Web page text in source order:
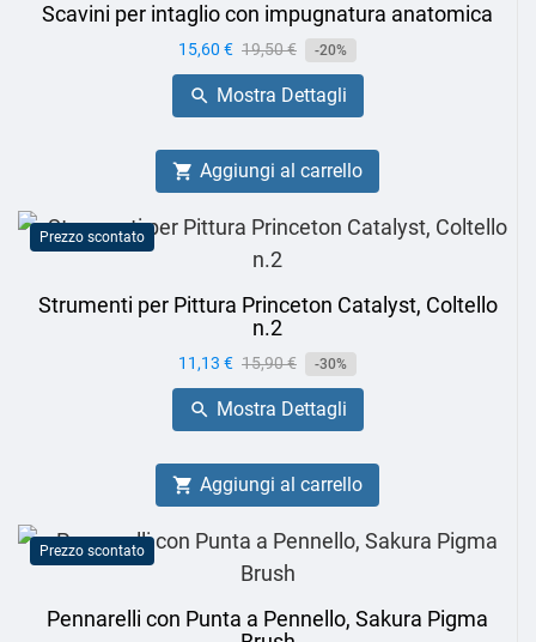
Scavini per intaglio con impugnatura anatomica
Prezzo
15,60 € Prezzo
base
19,50 € -20%
 Mostra Dettagli
 Aggiungi al carrello
Prezzo scontato
Strumenti per Pittura Princeton Catalyst, Coltello
n.2
Prezzo
11,13 € Prezzo
base
15,90 € -30%
 Mostra Dettagli
 Aggiungi al carrello
Prezzo scontato
Pennarelli con Punta a Pennello, Sakura Pigma